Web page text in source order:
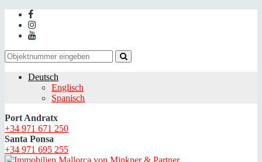
Deutsch
Englisch
Spanisch
Port Andratx
+34 971 671 250
Santa Ponsa
+34 971 695 255